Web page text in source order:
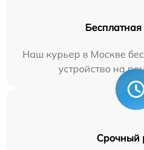
Бесплатная
Наш курьер в Москве
устройство на
Срочный